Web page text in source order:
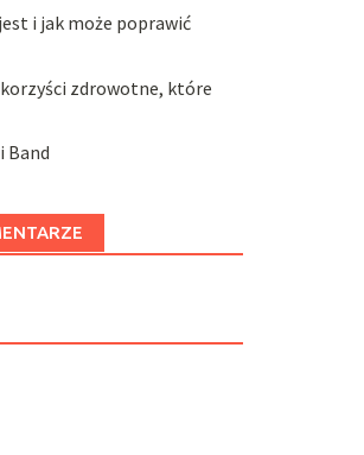
i jak może poprawić
korzyści zdrowotne, które
Band